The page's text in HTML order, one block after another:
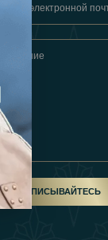
ПОДПИСЫВАЙТЕСЬ